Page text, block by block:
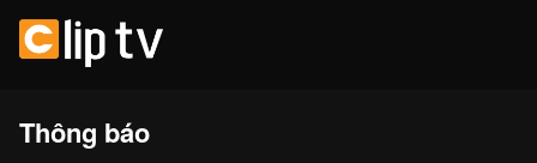
Thông báo